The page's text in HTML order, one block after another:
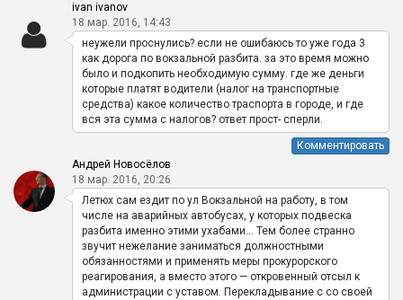
ivan ivanov
18 мар. 2016, 14:43
неужели проснулись? если не ошибаюсь то уже года 3
как дорога по вокзальной разбита. за это время можно
было и подкопить необходимую сумму. где же деньги
которые платят водители (налог на транспортные
средства) какое количество траспорта в городе, и где
вся эта сумма с налогов? ответ прост- сперли.
Комментировать
Андрей Новосёлов
18 мар. 2016, 20:26
Летюх сам ездит по ул Вокзальной на работу, в том
числе на аварийных автобусах, у которых подвеска
разбита именно этими ухабами… Тем более странно
звучит нежелание заниматься должностными
обязанностями и применять меры прокурорского
реагирования, а вместо этого — откровенный отсыл к
администрации с уставом. Перекладывание с со своей